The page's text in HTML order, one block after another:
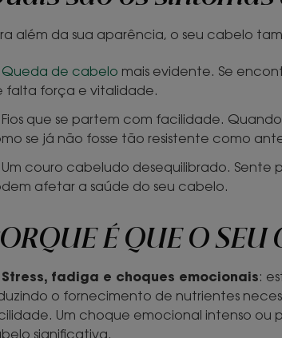
além da sua aparência, o seu cabelo
Queda de cabelo mais evidente. Se
falta força e vitalidade.
Fios que se partem com facilidade.
se já não fosse tão resistente como
Um couro cabeludo desequilibrado. Sente
afetar a saúde do seu cabelo.
É QUE O SEU
Stress, fadiga e choques emocionais:
o fornecimento de nutrientes
Um choque emocional intenso ou
significativa.